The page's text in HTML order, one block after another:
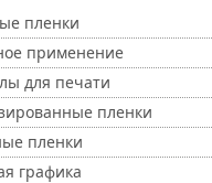
пленки
применение
для печати
пленки
пленки
графика